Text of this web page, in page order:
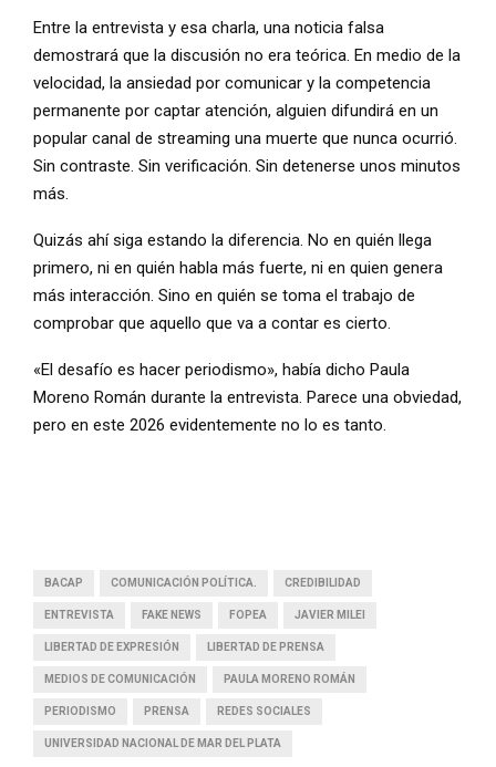
Entre la entrevista y esa charla, una noticia falsa
demostrará que la discusión no era teórica. En medio de la
velocidad, la ansiedad por comunicar y la competencia
permanente por captar atención, alguien difundirá en un
popular canal de streaming una muerte que nunca ocurrió.
Sin contraste. Sin verificación. Sin detenerse unos minutos
más.
Quizás ahí siga estando la diferencia. No en quién llega
primero, ni en quién habla más fuerte, ni en quien genera
más interacción. Sino en quién se toma el trabajo de
comprobar que aquello que va a contar es cierto.
«El desafío es hacer periodismo», había dicho Paula
Moreno Román durante la entrevista. Parece una obviedad,
pero en este 2026 evidentemente no lo es tanto.
BACAP COMUNICACIÓN POLÍTICA. CREDIBILIDAD
ENTREVISTA FAKE NEWS FOPEA JAVIER MILEI
LIBERTAD DE EXPRESIÓN LIBERTAD DE PRENSA
MEDIOS DE COMUNICACIÓN PAULA MORENO ROMÁN
PERIODISMO PRENSA REDES SOCIALES
UNIVERSIDAD NACIONAL DE MAR DEL PLATA